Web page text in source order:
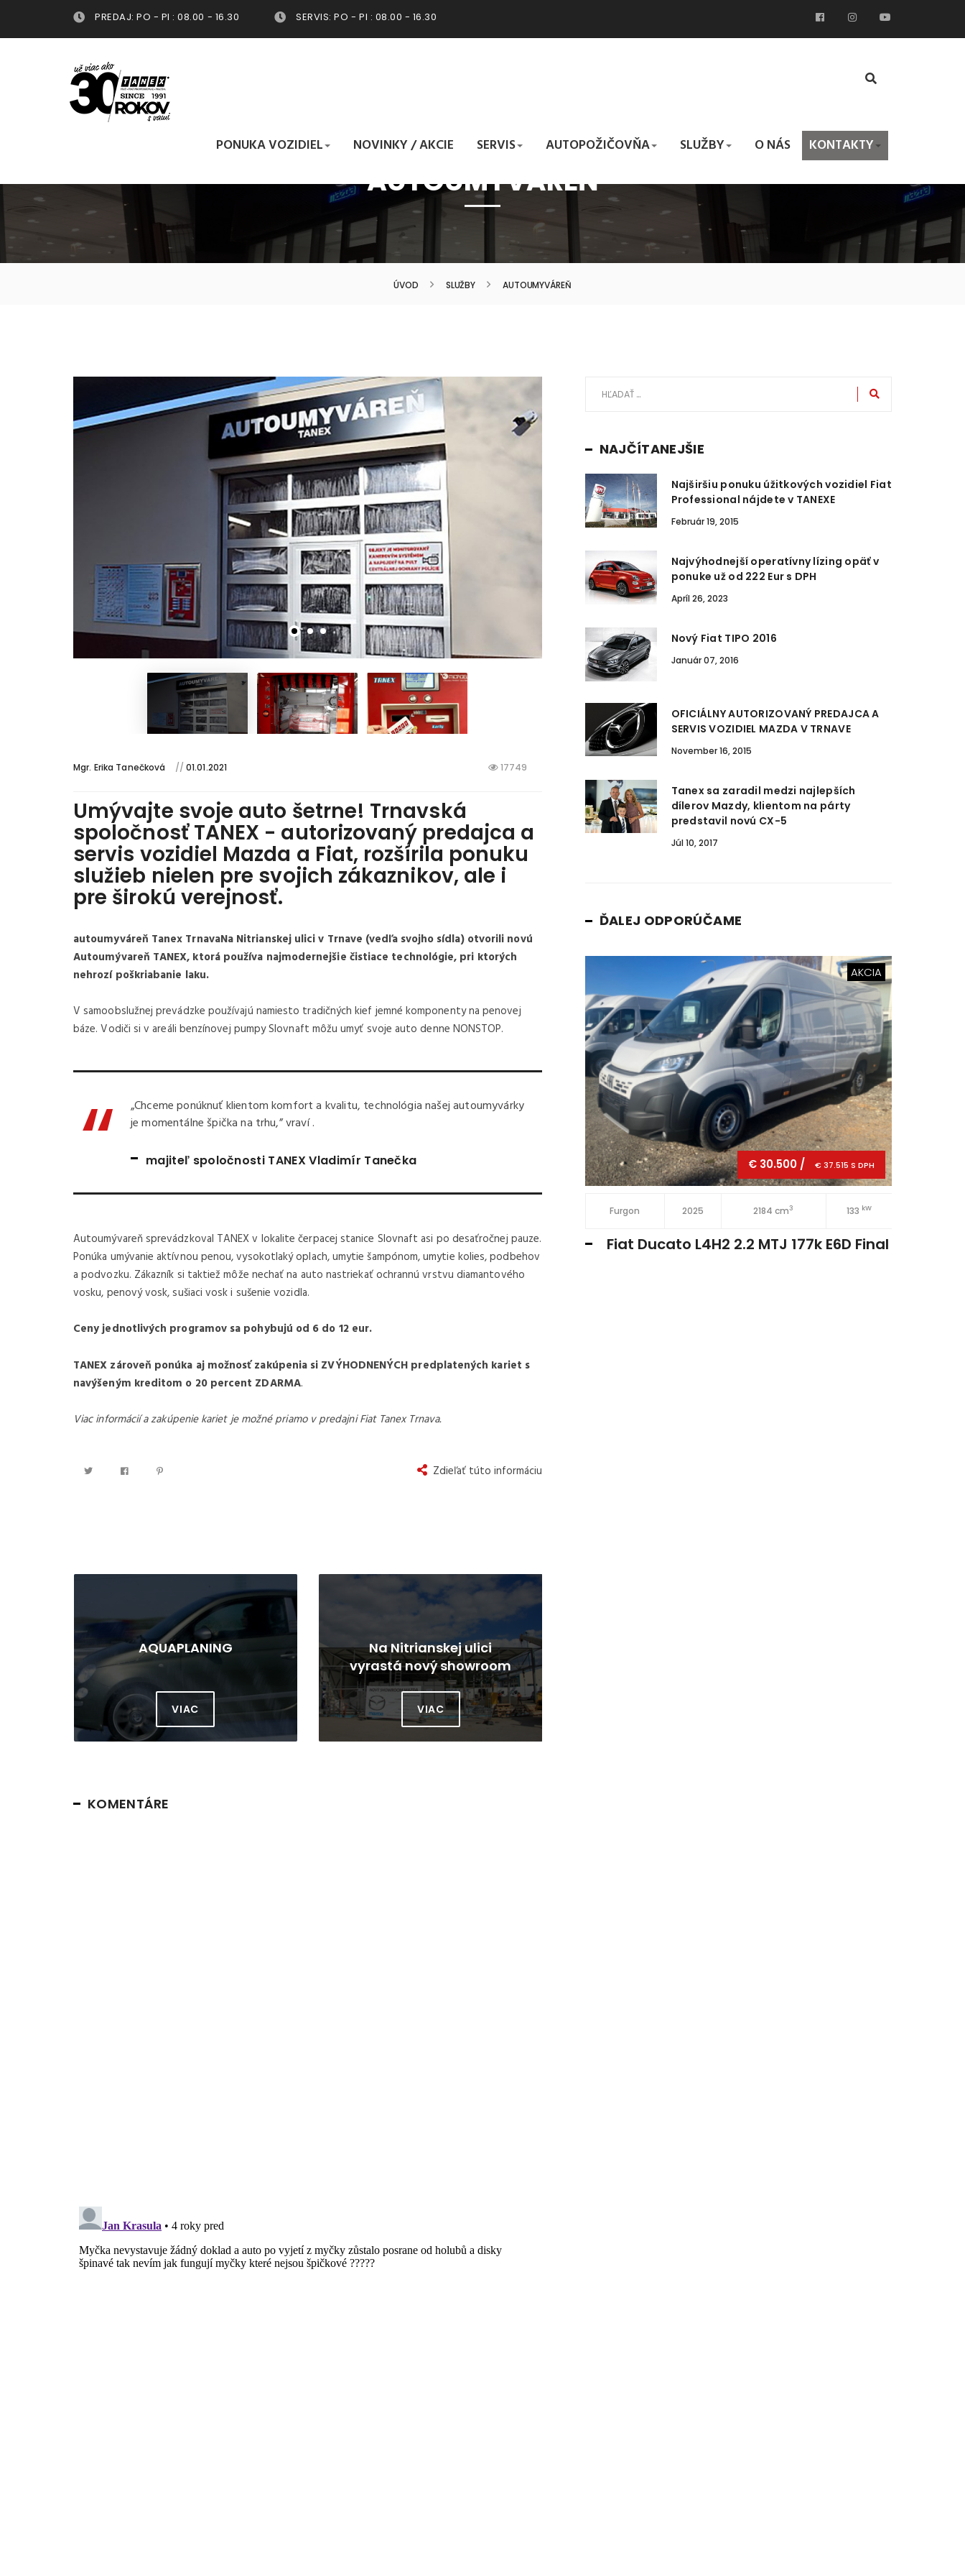
PREDAJ: PO - PI : 08.00 - 16.30 SERVIS: PO - PI : 08.00 - 16.30
PONUKA VOZIDIEL NOVINKY / AKCIE SERVIS AUTOPOŽIČOVŇA SLUŽBY O NÁS KONTAKTY
AUTOUMYVÁREŇ
ÚVOD SLUŽBY AUTOUMYVÁREŇ
Mgr. Erika Tanečková // 01.01.2021 17749
Umývajte svoje auto šetrne! Trnavská
spoločnosť TANEX - autorizovaný predajca a
servis vozidiel Mazda a Fiat, rozšírila ponuku
služieb nielen pre svojich zákaznikov, ale i
pre širokú verejnosť.
autoumyváreň Tanex TrnavaNa Nitrianskej ulici v Trnave (vedľa svojho sídla) otvorili novú
Autoumývareň TANEX, ktorá používa najmodernejšie čistiace technológie, pri ktorých
nehrozí poškriabanie laku.
V samoobslužnej prevádzke používajú namiesto tradičných kief jemné komponenty na penovej
báze. Vodiči si v areáli benzínovej pumpy Slovnaft môžu umyť svoje auto denne NONSTOP.
„Chceme ponúknuť klientom komfort a kvalitu, technológia našej autoumyvárky
je momentálne špička na trhu,” vraví .
majiteľ spoločnosti TANEX Vladimír Tanečka
Autoumývareň sprevádzkoval TANEX v lokalite čerpacej stanice Slovnaft asi po desaťročnej pauze.
Ponúka umývanie aktívnou penou, vysokotlaký oplach, umytie šampónom, umytie kolies, podbehov
a podvozku. Zákazník si taktiež môže nechať na auto nastriekať ochrannú vrstvu diamantového
vosku, penový vosk, sušiaci vosk i sušenie vozidla.
Ceny jednotlivých programov sa pohybujú od 6 do 12 eur.
TANEX zároveň ponúka aj možnosť zakúpenia si ZVÝHODNENÝCH predplatených kariet s
navýšeným kreditom o 20 percent ZDARMA.
Viac informácií a zakúpenie kariet je možné priamo v predajni Fiat Tanex Trnava.
Zdieľať túto informáciu
AQUAPLANING
VIAC
Na Nitrianskej ulici
vyrastá nový showroom
vozidiel Mazda. Otvárať
plánujú už v decembri
VIAC
KOMENTÁRE
NAJČÍTANEJŠIE
Najširšiu ponuku úžitkových vozidiel Fiat
Professional nájdete v TANEXE
Február 19, 2015
Najvýhodnejší operatívny lízing opäť v
ponuke už od 222 Eur s DPH
Apríl 26, 2023
Nový Fiat TIPO 2016
Január 07, 2016
OFICIÁLNY AUTORIZOVANÝ PREDAJCA A
SERVIS VOZIDIEL MAZDA V TRNAVE
November 16, 2015
Tanex sa zaradil medzi najlepších
dílerov Mazdy, klientom na párty
predstavil novú CX-5
Júl 10, 2017
ĎALEJ ODPORÚČAME
€ 29.140 / € 35.842 S DPH
NOVINKA
50kWh 136k VAN L1 Fiat Ducato MAXI Dvojkabína L4 2.2
MTJ 180k valník 7 miest
€ 30.500 / € 37.515 S DPH
AKCIA
Furgon 2025 2184 cm3 133 kW
Fiat Ducato L4H2 2.2 MTJ 177k E6D Final